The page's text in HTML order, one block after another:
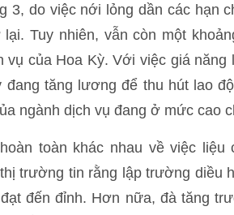
3, do việc nới lỏng dần các hạn
Tuy nhiên, vẫn còn một
vụ của Hoa Kỳ. Với việc giá
tăng lương để thu hút lao
ngành dịch vụ đang ở mức cao
toàn khác nhau về việc
trường tin rằng lập trường diều
đến đỉnh. Hơn nữa, đà tăng